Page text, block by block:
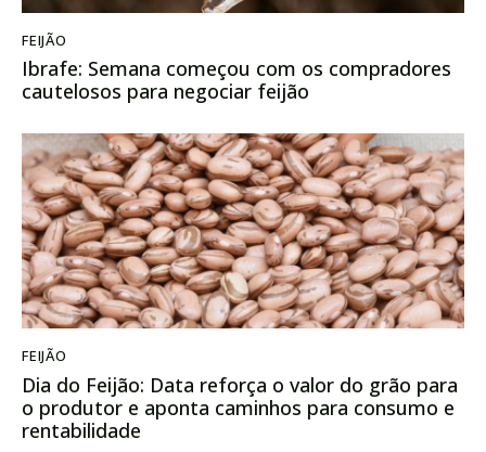
FEIJÃO
Ibrafe: Semana começou com os compradores
cautelosos para negociar feijão
FEIJÃO
Dia do Feijão: Data reforça o valor do grão para
o produtor e aponta caminhos para consumo e
rentabilidade